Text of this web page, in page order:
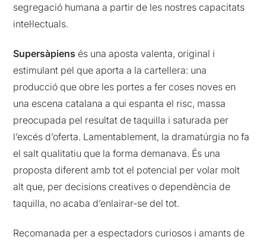
segregació humana a partir de les nostres capacitats
intel·lectuals.
Supersàpiens és una aposta valenta, original i
estimulant pel que aporta a la cartellera: una
producció que obre les portes a fer coses noves en
una escena catalana a qui espanta el risc, massa
preocupada pel resultat de taquilla i saturada per
l’excés d’oferta. Lamentablement, la dramatúrgia no fa
el salt qualitatiu que la forma demanava. És una
proposta diferent amb tot el potencial per volar molt
alt que, per decisions creatives o dependència de
taquilla, no acaba d’enlairar-se del tot.
Recomanada per a espectadors curiosos i amants de